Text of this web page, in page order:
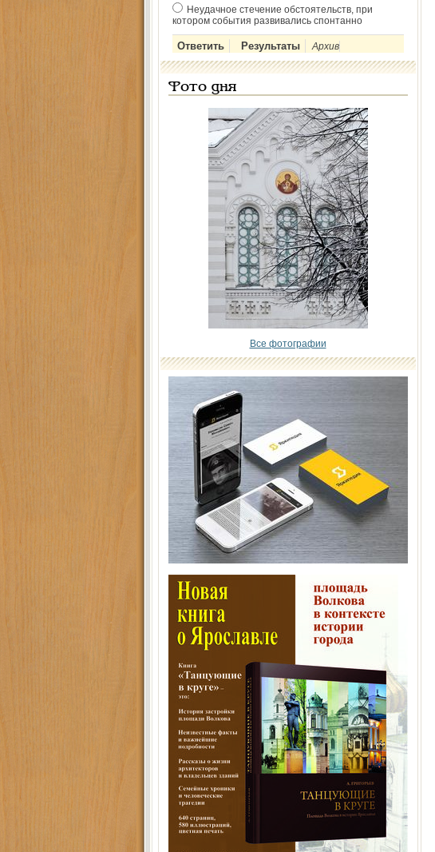
Неудачное стечение обстоятельств, при
котором события развивались спонтанно
Архив
Фото дня
Все фотографии